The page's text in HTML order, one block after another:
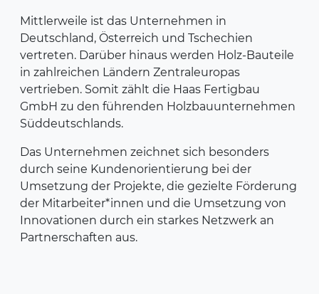
Mittlerweile ist das Unternehmen in
Deutschland, Österreich und Tschechien
vertreten. Darüber hinaus werden Holz-Bauteile
in zahlreichen Ländern Zentraleuropas
vertrieben. Somit zählt die Haas Fertigbau
GmbH zu den führenden Holzbauunternehmen
Süddeutschlands.
Das Unternehmen zeichnet sich besonders
durch seine Kundenorientierung bei der
Umsetzung der Projekte, die gezielte Förderung
der Mitarbeiter*innen und die Umsetzung von
Innovationen durch ein starkes Netzwerk an
Partnerschaften aus.